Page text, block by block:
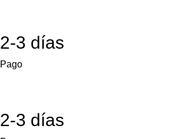
2-3 días
Pago
2-3 días